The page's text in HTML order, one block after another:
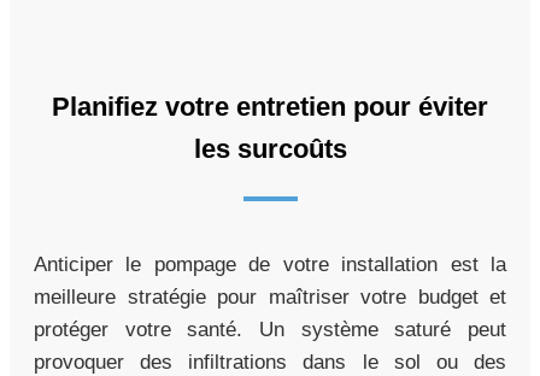
Planifiez votre entretien pour éviter
les surcoûts
Anticiper le pompage de votre installation est la
meilleure stratégie pour maîtriser votre budget et
protéger votre santé. Un système saturé peut
provoquer des infiltrations dans le sol ou des